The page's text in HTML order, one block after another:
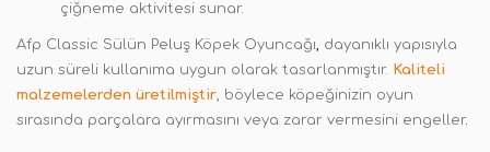
çiğneme aktivitesi sunar.
Afp Classic Sülün Peluş Köpek Oyuncağı, dayanıklı yapısıyla
uzun süreli kullanıma uygun olarak tasarlanmıştır. Kaliteli
malzemelerden üretilmiştir, böylece köpeğinizin oyun
sırasında parçalara ayırmasını veya zarar vermesini engeller.